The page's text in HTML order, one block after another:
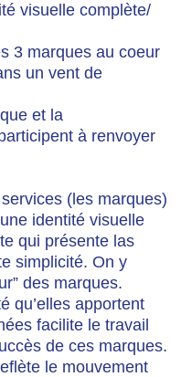
visuelle complète/
3 marques au coeur
un vent de
et la
à renvoyer
(les marques)
identité visuelle
qui présente las
simplicité. On y
des marques.
qu’elles apportent
facilite le travail
de ces marques.
le mouvement